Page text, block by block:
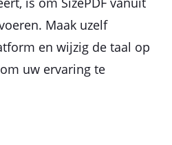
Maak uzelf
en wijzig de taal op
uw ervaring te